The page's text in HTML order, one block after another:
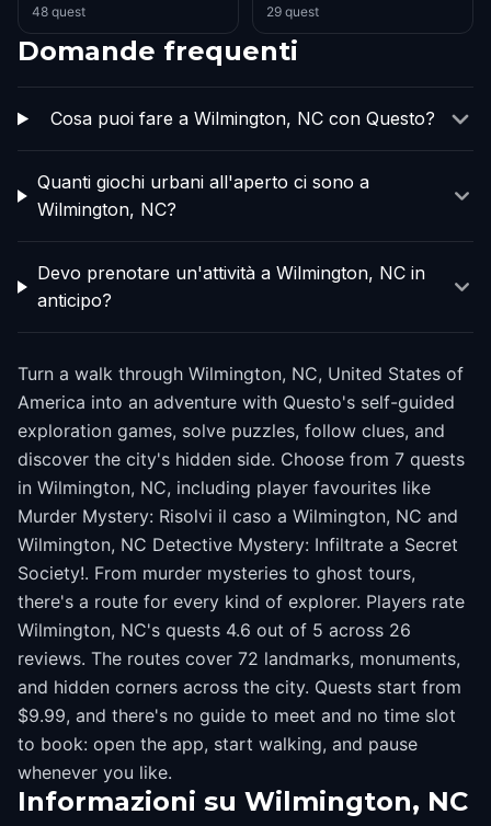
48 quest 29 quest
Domande frequenti
Cosa puoi fare a Wilmington, NC con Questo?
Quanti giochi urbani all'aperto ci sono a
Wilmington, NC?
Devo prenotare un'attività a Wilmington, NC in
anticipo?
Turn a walk through Wilmington, NC, United States of
America into an adventure with Questo's self-guided
exploration games, solve puzzles, follow clues, and
discover the city's hidden side. Choose from 7 quests
in Wilmington, NC, including player favourites like
Murder Mystery: Risolvi il caso a Wilmington, NC and
Wilmington, NC Detective Mystery: Infiltrate a Secret
Society!. From murder mysteries to ghost tours,
there's a route for every kind of explorer. Players rate
Wilmington, NC's quests 4.6 out of 5 across 26
reviews. The routes cover 72 landmarks, monuments,
and hidden corners across the city. Quests start from
$9.99, and there's no guide to meet and no time slot
to book: open the app, start walking, and pause
whenever you like.
Informazioni su Wilmington, NC